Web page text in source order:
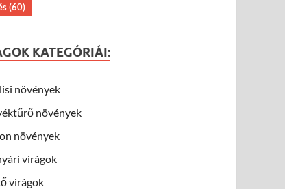
(60)
KATEGÓRIÁI:
növények
növények
növények
virágok
virágok